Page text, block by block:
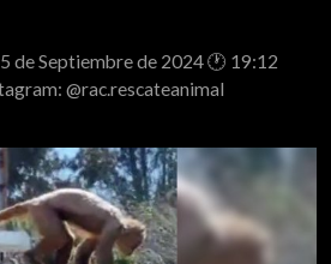
de Septiembre de 2024 🕐 19:12
@rac.rescateanimal